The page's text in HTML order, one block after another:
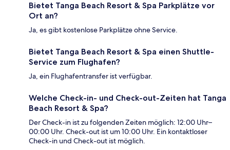
Bietet Tanga Beach Resort & Spa Parkplätze vor
Ort an?
Ja, es gibt kostenlose Parkplätze ohne Service.
Bietet Tanga Beach Resort & Spa einen Shuttle-
Service zum Flughafen?
Ja, ein Flughafentransfer ist verfügbar.
Welche Check-in- und Check-out-Zeiten hat Tanga
Beach Resort & Spa?
Der Check-in ist zu folgenden Zeiten möglich: 12:00 Uhr–
00:00 Uhr. Check-out ist um 10:00 Uhr. Ein kontaktloser
Check-in und Check-out ist möglich.